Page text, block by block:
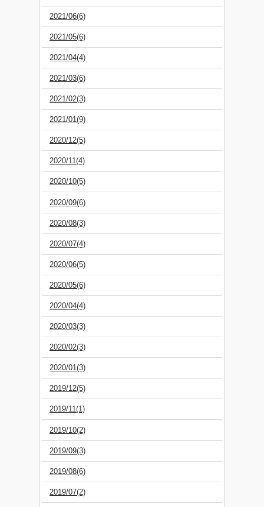
2021/06(6)
2021/05(6)
2021/04(4)
2021/03(6)
2021/02(3)
2021/01(9)
2020/12(5)
2020/11(4)
2020/10(5)
2020/09(6)
2020/08(3)
2020/07(4)
2020/06(5)
2020/05(6)
2020/04(4)
2020/03(3)
2020/02(3)
2020/01(3)
2019/12(5)
2019/11(1)
2019/10(2)
2019/09(3)
2019/08(6)
2019/07(2)